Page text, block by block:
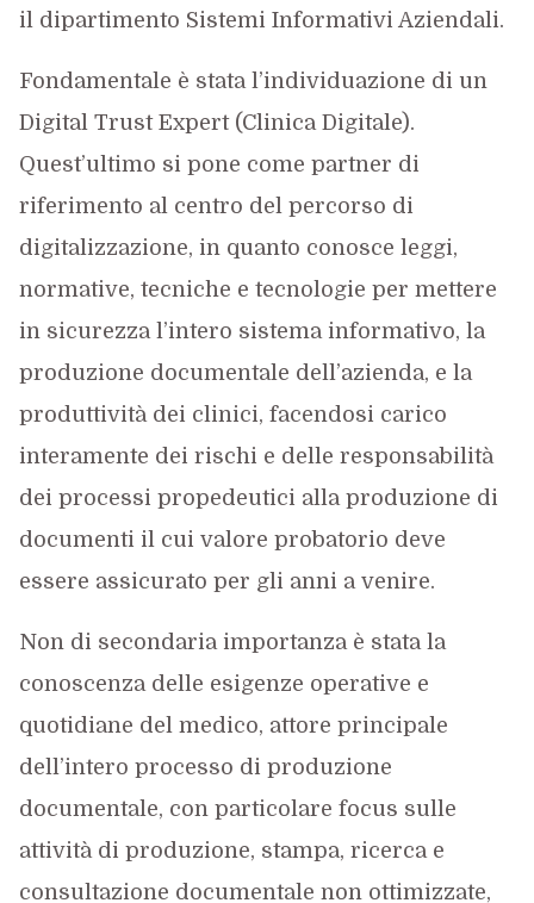
il dipartimento Sistemi Informativi Aziendali.
Fondamentale è stata l’individuazione di un
Digital Trust Expert (Clinica Digitale).
Quest’ultimo si pone come partner di
riferimento al centro del percorso di
digitalizzazione, in quanto conosce leggi,
normative, tecniche e tecnologie per mettere
in sicurezza l’intero sistema informativo, la
produzione documentale dell’azienda, e la
produttività dei clinici, facendosi carico
interamente dei rischi e delle responsabilità
dei processi propedeutici alla produzione di
documenti il cui valore probatorio deve
essere assicurato per gli anni a venire.
Non di secondaria importanza è stata la
conoscenza delle esigenze operative e
quotidiane del medico, attore principale
dell’intero processo di produzione
documentale, con particolare focus sulle
attività di produzione, stampa, ricerca e
consultazione documentale non ottimizzate,